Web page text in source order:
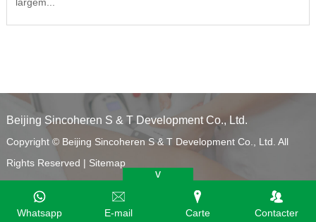
largem...
Beijing Sincoheren S & T Development Co., Ltd.
Copyright © Beijing Sincoheren S & T Development Co., Ltd. All
Rights Reserved | Sitemap
v
Whatsapp E-mail Carte Contacter